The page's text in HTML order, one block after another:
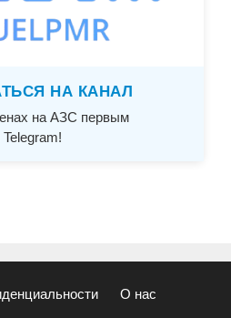
НА КАНАЛ
на АЗС первым
Telegram!
О нас